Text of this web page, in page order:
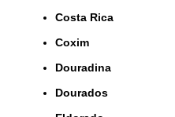
Costa Rica
Coxim
Douradina
Dourados